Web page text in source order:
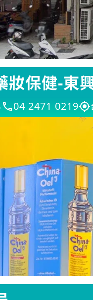
妝保健-東
04 2471 0219